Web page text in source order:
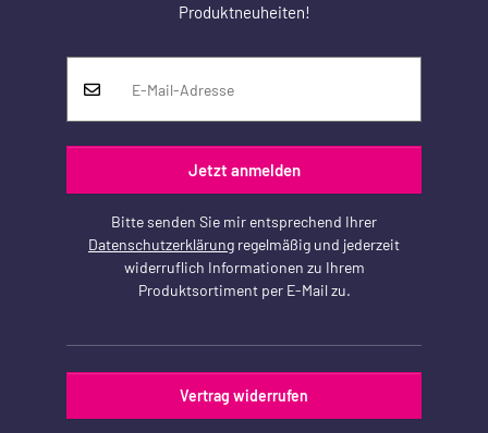
Produktneuheiten!
Jetzt anmelden
Bitte senden Sie mir entsprechend Ihrer
Datenschutzerklärung regelmäßig und jederzeit
widerruflich Informationen zu Ihrem
Produktsortiment per E-Mail zu.
Vertrag widerrufen